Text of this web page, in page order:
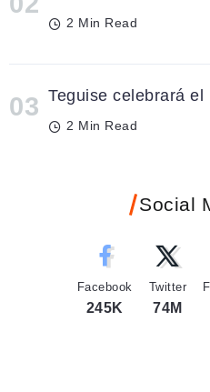
2 Min Read
Teguise celebrará
2 Min Read
Social
Facebook
245K
Twitter
74M